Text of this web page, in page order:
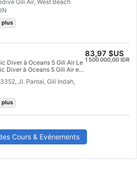
formation personnalisée
de pratique dans l'eau
compétences et
pour être vraiment à
Gili Air, West Beach
plus
Diver à Oceans 5 Gili Air Le
Diver à Oceans 5 Gili Air est
sous-marine mais pas
dans un cours de
Ce programme vous permet
sous-marin en toute
vous apprendrez les
essentielles et la théorie
à votre première
des compétences avec
Jl. Pantai, Gili Indah,
plus
83,97 $US
1 500 000,00 IDR
Cours & Evénements